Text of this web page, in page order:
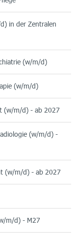
in der Zentralen
(w/m/d)
(w/m/d)
(w/m/d) - ab 2027
(w/m/d) -
(w/m/d) - ab 2027
m/d) - M27